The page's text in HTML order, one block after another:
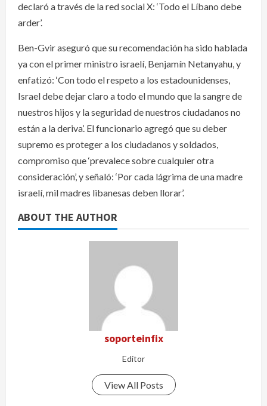
declaró a través de la red social X: ‘Todo el Líbano debe
arder’.
Ben-Gvir aseguró que su recomendación ha sido hablada
ya con el primer ministro israelí, Benjamín Netanyahu, y
enfatizó: ‘Con todo el respeto a los estadounidenses,
Israel debe dejar claro a todo el mundo que la sangre de
nuestros hijos y la seguridad de nuestros ciudadanos no
están a la deriva’. El funcionario agregó que su deber
supremo es proteger a los ciudadanos y soldados,
compromiso que ‘prevalece sobre cualquier otra
consideración’, y señaló: ‘Por cada lágrima de una madre
israelí, mil madres libanesas deben llorar’.
ABOUT THE AUTHOR
soporteinfix
Editor
View All Posts